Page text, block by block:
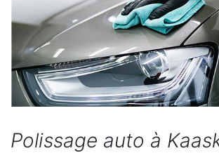
Polissage auto à